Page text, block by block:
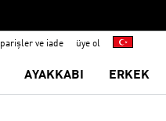
ve iade üye ol
AYAKKABI ERKEK